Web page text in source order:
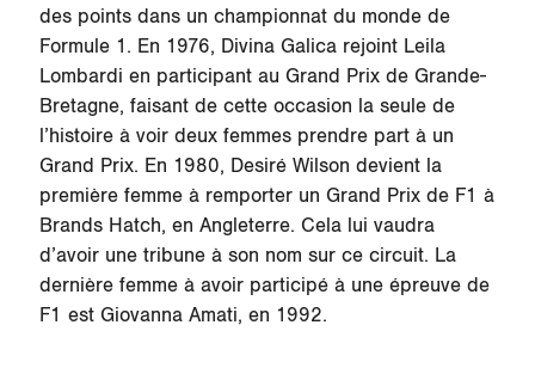
des points dans un championnat du monde de
Formule 1. En 1976, Divina Galica rejoint Leila
Lombardi en participant au Grand Prix de Grande-
Bretagne, faisant de cette occasion la seule de
l’histoire à voir deux femmes prendre part à un
Grand Prix. En 1980, Desiré Wilson devient la
première femme à remporter un Grand Prix de F1 à
Brands Hatch, en Angleterre. Cela lui vaudra
d’avoir une tribune à son nom sur ce circuit. La
dernière femme à avoir participé à une épreuve de
F1 est Giovanna Amati, en 1992.